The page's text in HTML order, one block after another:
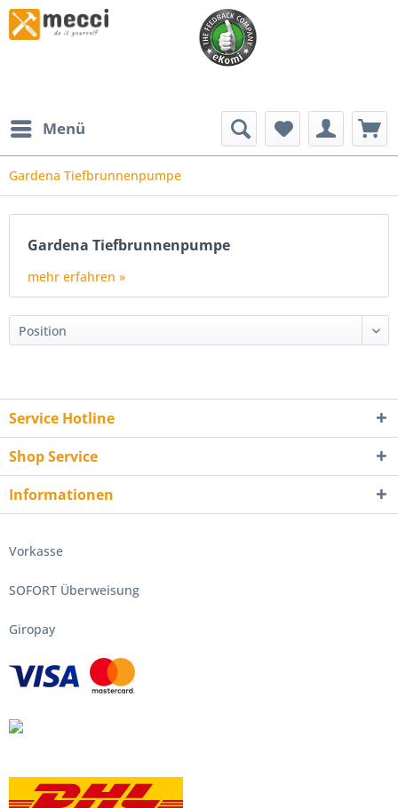
Menü
Gardena Tiefbrunnenpumpe
Gardena Tiefbrunnenpumpe
mehr erfahren »
Service Hotline
Shop Service
Informationen
Vorkasse
SOFORT Überweisung
Giropay